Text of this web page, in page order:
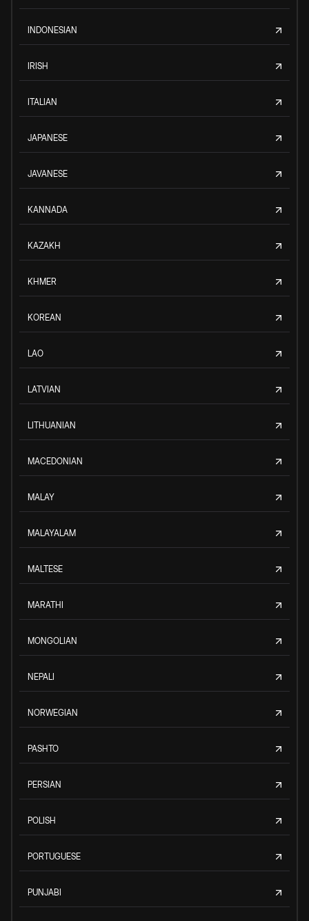
INDONESIAN
IRISH
ITALIAN
JAPANESE
JAVANESE
KANNADA
KAZAKH
KHMER
KOREAN
LAO
LATVIAN
LITHUANIAN
MACEDONIAN
MALAY
MALAYALAM
MALTESE
MARATHI
MONGOLIAN
NEPALI
NORWEGIAN
PASHTO
PERSIAN
POLISH
PORTUGUESE
PUNJABI